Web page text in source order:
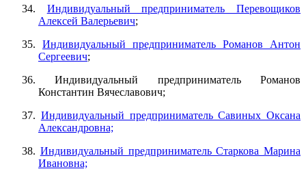
34.
Индивидуальный предприниматель Перевощиков
Алексей Валерьевич;
35.
Индивидуальный предприниматель Романов Антон
Сергеевич;
36.
Индивидуальный предприниматель Романов
Константин Вячеславович;
37. Индивидуальный предприниматель Савиных Оксана
Александровна;
38. Индивидуальный предприниматель Старкова Марина
Ивановна;